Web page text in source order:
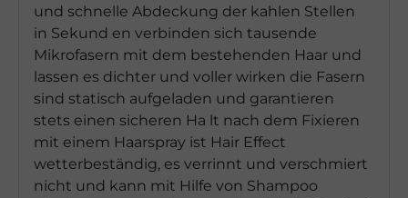
und schnelle Abdeckung der kahlen Stellen
in Sekund en verbinden sich tausende
Mikrofasern mit dem bestehenden Haar und
lassen es dichter und voller wirken die Fasern
sind statisch aufgeladen und garantieren
stets einen sicheren Ha lt nach dem Fixieren
mit einem Haarspray ist Hair Effect
wetterbeständig, es verrinnt und verschmiert
nicht und kann mit Hilfe von Shampoo